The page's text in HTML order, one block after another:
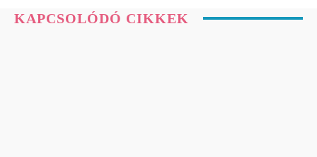
KAPCSOLÓDÓ CIKKEK